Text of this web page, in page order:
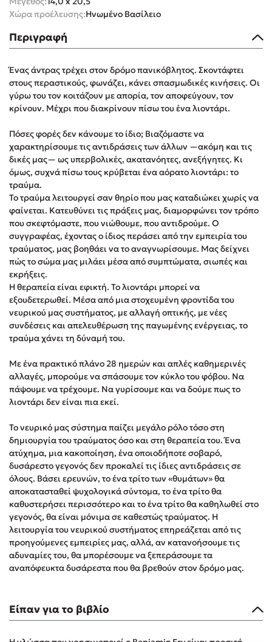
Δημοφιλείς Συγγραφείς
Παύλος Καστανάς
El Sombrero
Στέφανος Ξενάκης
Freida McFadden
Κατρίνα Τσάνταλη
Lucinda Riley
Mimi Matthews
Benzamin Bécue
Rebecca Yarros
Teo Benedetti
Τζένη Κουτσοδημητροπούλου
Emily Henry
Ali Hazelwood
Cori Doerrfeld
Pierdomenico Baccalario
Δανάη Ιμπραχήμ
Δημοφιλή Άρθρα
3 βιβλία βασισμένα σε αληθινά γεγονότα!
Τεστ: Ποιο αστυνομικό βιβλίο σου ταιριάζει για το καλοκαίρι;
Ο εθισμός των παιδιών στις οθόνες δεν είναι «το πρόβλημα»
Μια λέξη που συχνά νιώθεις αλλά την αγνοείς
Τι είναι η νευροποικιλότητα; Η Δρ. Δανάη Δεληγεώργη
απαντά!
Συγχαρητήρια, Πέθανες! Μια ξενάγηση στον Άδη της
ελληνικής μυθολογίας
3 βιβλία που μπορείς να διαβάσεις σε μια μέρα!
Εύκολη συνταγή για chicken BBQ pizza από τον Άκη
Πετρετζίκη!
Διακοπές με τα παιδιά: Η ανάγκη μας για παύση σε μετωπική
τάση σου!
Χώρα προέλευσης:Ηνωμένο Βασίλειο
Περιγραφή
Ένας άντρας τρέχει στον δρόμο πανικόβλητος. Σκοντάφτει
στους περαστικούς, φωνάζει, κάνει σπασμωδικές κινήσεις. Οι
γύρω του τον κοιτάζουν με απορία, τον αποφεύγουν, τον
κρίνουν. Μέχρι που διακρίνουν πίσω του ένα λιοντάρι.
Πόσες φορές δεν κάνουμε το ίδιο; Βιαζόμαστε να
χαρακτηρίσουμε τις αντιδράσεις των άλλων —ακόμη και τις
δικές μας— ως υπερβολικές, ακατανόητες, ανεξήγητες. Κι
όμως, συχνά πίσω τους κρύβεται ένα αόρατο λιοντάρι: το
τραύμα.
Το τραύμα λειτουργεί σαν θηρίο που μας καταδιώκει χωρίς να
φαίνεται. Κατευθύνει τις πράξεις μας, διαμορφώνει τον τρόπο
που σκεφτόμαστε, που νιώθουμε, που αντιδρούμε. Ο
συγγραφέας, έχοντας ο ίδιος περάσει από την εμπειρία του
τραύματος, μας βοηθάει να το αναγνωρίσουμε. Μας δείχνει
πώς το σώμα μας μιλάει μέσα από συμπτώματα, σιωπές και
εκρήξεις.
Η θεραπεία είναι εφικτή. Το λιοντάρι μπορεί να
εξουδετερωθεί. Μέσα από μια στοχευμένη φροντίδα του
νευρικού μας συστήματος, με αλλαγή οπτικής, με νέες
συνδέσεις και απελευθέρωση της παγωμένης ενέργειας, το
τραύμα χάνει τη δύναμή του.
Με ένα πρακτικό πλάνο 28 ημερών και απλές καθημερινές
αλλαγές, μπορούμε να σπάσουμε τον κύκλο του φόβου. Να
πάψουμε να τρέχουμε. Να γυρίσουμε και να δούμε πως το
λιοντάρι δεν είναι πια εκεί.
Το νευρικό μας σύστημα παίζει μεγάλο ρόλο τόσο στη
δημιουργία του τραύματος όσο και στη θεραπεία του. Ένα
ατύχημα, μια κακοποίηση, ένα οποιοδήποτε σοβαρό,
δυσάρεστο γεγονός δεν προκαλεί τις ίδιες αντιδράσεις σε
όλους. Βάσει ερευνών, το ένα τρίτο των «θυμάτων» θα
αποκατασταθεί ψυχολογικά σύντομα, το ένα τρίτο θα
καθυστερήσει περισσότερο και το ένα τρίτο θα καθηλωθεί στο
γεγονός, θα είναι μόνιμα σε καθεστώς τραύματος. Η
λειτουργία του νευρικού συστήματος επηρεάζεται από τις
προηγούμενες εμπειρίες μας, αλλά, αν κατανοήσουμε τις
αδυναμίες του, θα μπορέσουμε να ξεπεράσουμε τα
αναπόφευκτα δυσάρεστα που θα βρεθούν στον δρόμο μας.
Είπαν για το βιβλίο